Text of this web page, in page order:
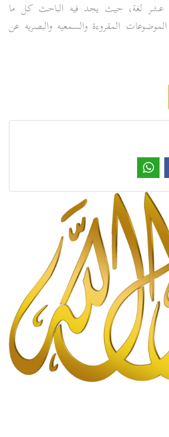
عشر لغة، حيث يجد فيه الباحث كل ما
المقروءة والسمعيه والبصريه عن